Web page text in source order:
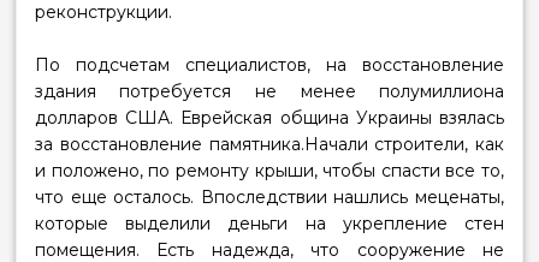
реконструкции.
По подсчетам специалистов, на восстановление
здания потребуется не менее полумиллиона
долларов США. Еврейская община Украины взялась
за восстановление памятника.Начали строители, как
и положено, по ремонту крыши, чтобы спасти все то,
что еще осталось. Впоследствии нашлись меценаты,
которые выделили деньги на укрепление стен
помещения. Есть надежда, что сооружение не